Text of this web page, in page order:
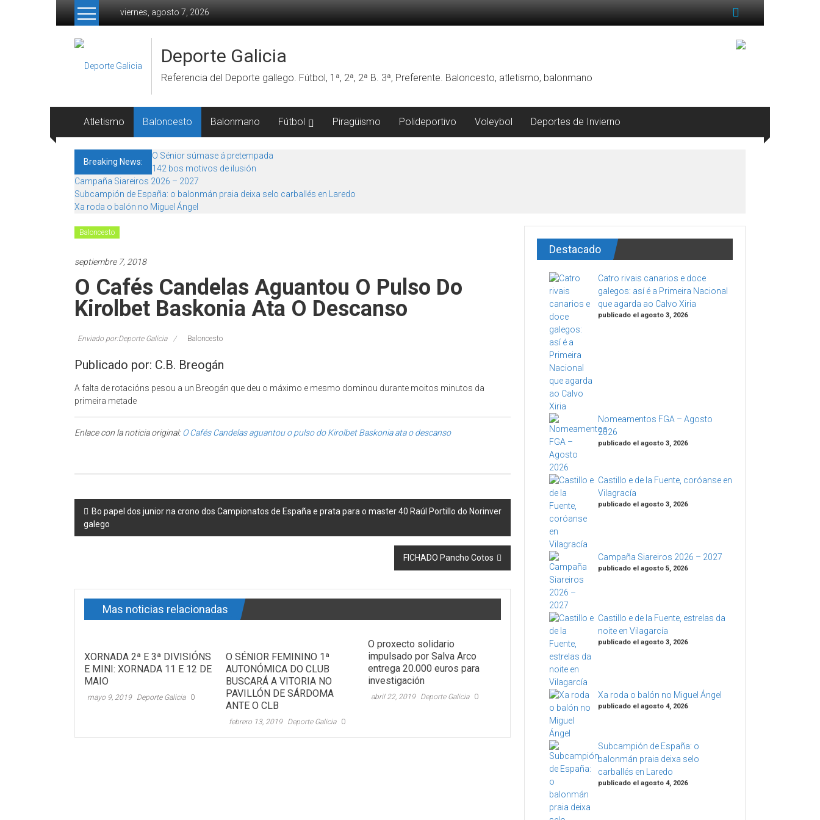
Skip to content
viernes, agosto 7, 2026
Deporte Galicia
Referencia del Deporte gallego. Fútbol, 1ª, 2ª, 2ª B. 3ª, Preferente. Baloncesto, atletismo, balonmano
Atletismo Baloncesto Balonmano Fútbol Piragüismo Polideportivo Voleybol Deportes de Invierno
Breaking News:
O Sénior súmase á pretempada
142 bos motivos de ilusión
Campaña Siareiros 2026 – 2027
Subcampión de España: o balonmán praia deixa selo carballés en Laredo
Xa roda o balón no Miguel Ángel
Baloncesto
septiembre 7, 2018
O Cafés Candelas Aguantou O Pulso Do
Kirolbet Baskonia Ata O Descanso
Enviado por:Deporte Galicia Baloncesto
Publicado por: C.B. Breogán
A falta de rotacións pesou a un Breogán que deu o máximo e mesmo dominou durante moitos minutos da
primeira metade
Enlace con la noticia original:O Cafés Candelas aguantou o pulso do Kirolbet Baskonia ata o descanso
Post navigation
Bo papel dos junior na crono dos Campionatos de España e prata para o master 40 Raúl Portillo do Norinver
galego
FICHADO Pancho Cotos
Mas noticias relacionadas
XORNADA 2ª E 3ª DIVISIÓNS
E MINI: XORNADA 11 E 12 DE
MAIO
mayo 9, 2019 Deporte Galicia 0
O SÉNIOR FEMININO 1ª
AUTONÓMICA DO CLUB
BUSCARÁ A VITORIA NO
PAVILLÓN DE SÁRDOMA
ANTE O CLB
febrero 13, 2019 Deporte Galicia 0
O proxecto solidario
impulsado por Salva Arco
entrega 20.000 euros para
investigación
abril 22, 2019 Deporte Galicia 0
Destacado
Catro rivais canarios e doce
galegos: así é a Primeira Nacional
que agarda ao Calvo Xiria
publicado el agosto 3, 2026
Nomeamentos FGA – Agosto
2026
publicado el agosto 3, 2026
Castillo e de la Fuente, coróanse en
Vilagracía
publicado el agosto 3, 2026
Campaña Siareiros 2026 – 2027
publicado el agosto 5, 2026
Castillo e de la Fuente, estrelas da
noite en Vilagarcía
publicado el agosto 3, 2026
Xa roda o balón no Miguel Ángel
publicado el agosto 4, 2026
Subcampión de España: o
balonmán praia deixa selo
carballés en Laredo
publicado el agosto 4, 2026